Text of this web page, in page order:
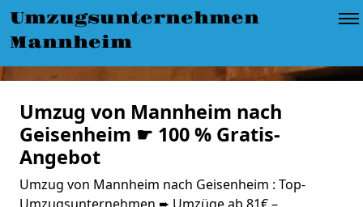
Umzugsunternehmen
Mannheim
Umzug von Mannheim nach
Geisenheim ☛ 100 % Gratis-
Angebot
Umzug von Mannheim nach Geisenheim : Top-